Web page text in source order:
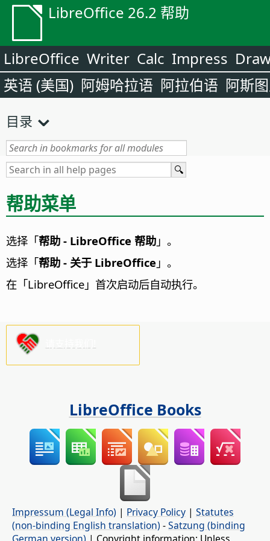
LibreOffice 26.2 帮助
LibreOffice Writer Calc Impress
英语 (美国) 阿姆哈拉语 阿拉伯语 阿斯
目录
帮助菜单
选择「帮助 - LibreOffice 帮助 」。
选择「帮助 - 关于 LibreOffice 」。
在「LibreOffice 」首次启动后自动执行。
LibreOffice Books
Impressum (Legal Info) | Privacy Policy | Statutes
(non-binding English translation) -Satzung (binding